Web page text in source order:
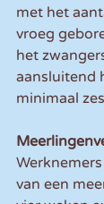
met het
vroeg
het
aansluitend
minimaal
van een